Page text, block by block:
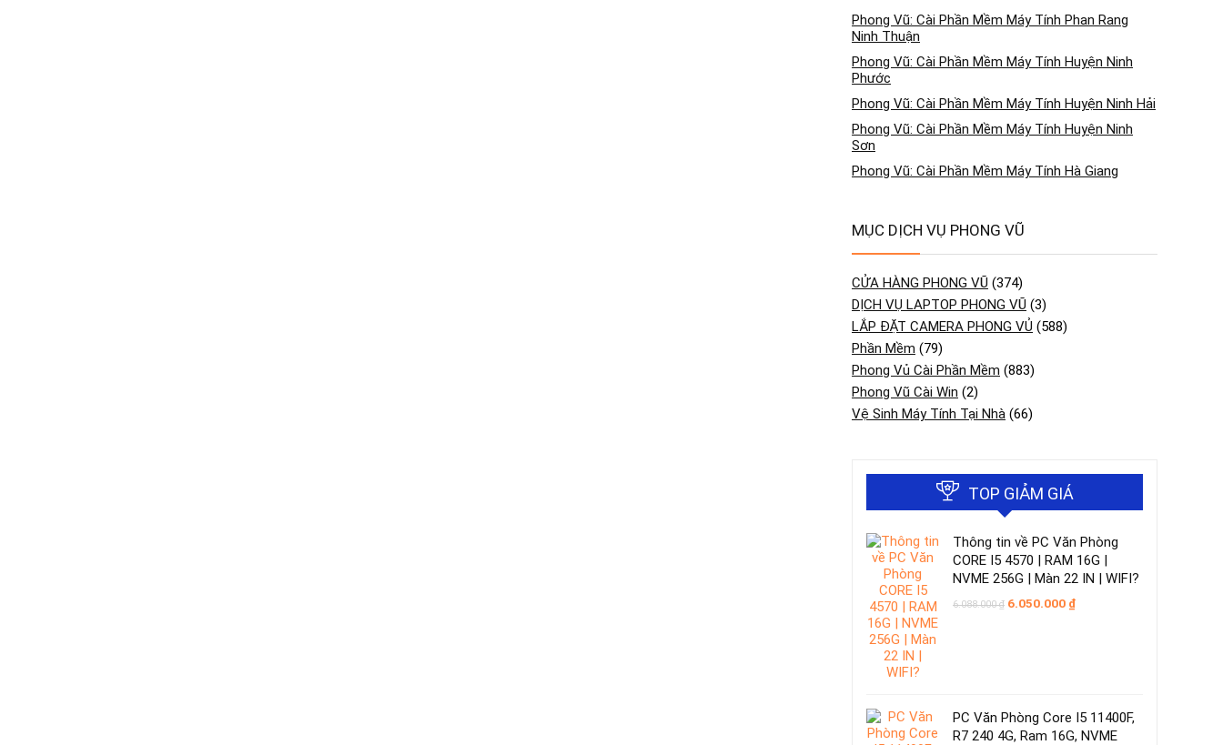
Phong Vũ: Cài Phần Mềm Máy Tính Phan Rang
Ninh Thuận
Phong Vũ: Cài Phần Mềm Máy Tính Huyện Ninh
Phước
Phong Vũ: Cài Phần Mềm Máy Tính Huyện Ninh Hải
Phong Vũ: Cài Phần Mềm Máy Tính Huyện Ninh
Sơn
Phong Vũ: Cài Phần Mềm Máy Tính Hà Giang
MỤC DỊCH VỤ PHONG VŨ
CỬA HÀNG PHONG VŨ (374)
DỊCH VỤ LAPTOP PHONG VŨ (3)
LẮP ĐẶT CAMERA PHONG VỦ (588)
Phần Mềm (79)
Phong Vủ Cài Phần Mềm (883)
Phong Vũ Cài Win (2)
Vệ Sinh Máy Tính Tại Nhà (66)
TOP GIẢM GIÁ
Thông tin về PC Văn Phòng
CORE I5 4570 | RAM 16G |
NVME 256G | Màn 22 IN | WIFI?
6.088.000₫ Giá
6.050.000 ₫Giá
PC Văn Phòng Core I5 11400F,
R7 240 4G, Ram 16G, NVME